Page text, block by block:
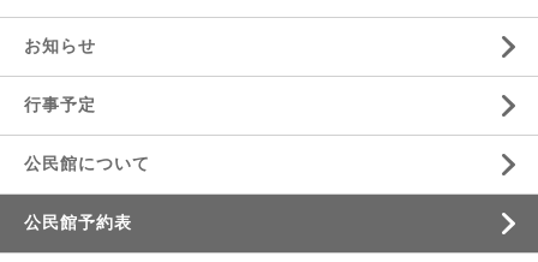
お知らせ
行事予定
公民館について
公民館予約表